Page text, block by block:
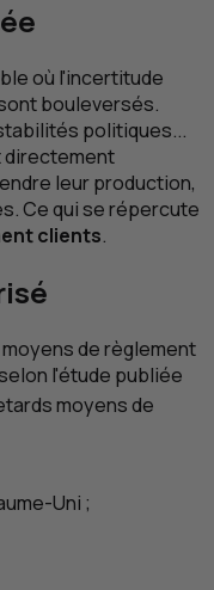
où l'incertitude
bouleversés.
politiques...
directement
leur production,
Ce qui se répercute
clients.
de règlement
l'étude publiée
moyens de
Uni ;